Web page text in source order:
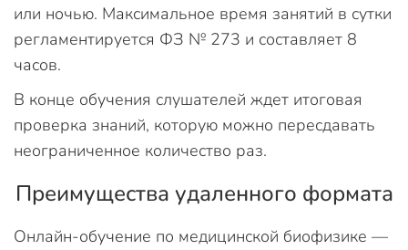
или ночью. Максимальное время занятий в сутки
регламентируется ФЗ № 273 и составляет 8
часов.
В конце обучения слушателей ждет итоговая
проверка знаний, которую можно пересдавать
неограниченное количество раз.
Преимущества удаленного формата
Онлайн-обучение по медицинской биофизике —